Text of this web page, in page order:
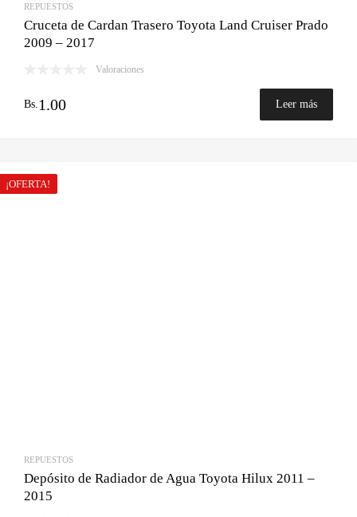
REPUESTOS
Cruceta de Cardan Trasero Toyota Land Cruiser Prado
2009 – 2017
Valoraciones
Bs. 1.00 Leer más
¡OFERTA!
REPUESTOS
Depósito de Radiador de Agua Toyota Hilux 2011 –
2015